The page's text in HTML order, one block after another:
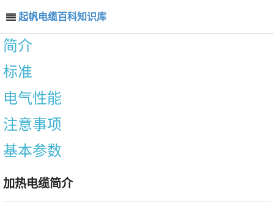
起帆电缆百科知识库
简介
标准
电气性能
注意事项
基本参数
加热电缆简介